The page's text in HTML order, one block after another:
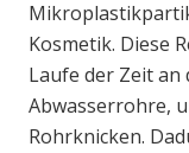
Kosmetik. Diese
Laufe der Zeit
Abwasserrohre,
Rohrknicken.